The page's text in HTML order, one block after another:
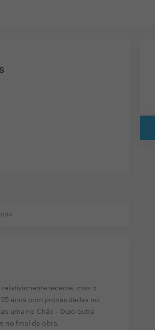
relativamente recente, mas o
anos com provas dadas no
uma no Chão - Duro outra
no final da obra.